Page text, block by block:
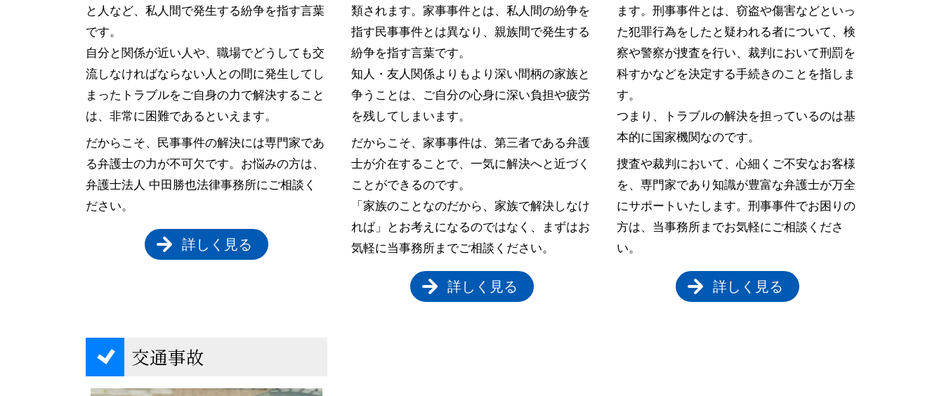
と人など、私人間で発生する紛争を指す言葉
です。
自分と関係が近い人や、職場でどうしても交
流しなければならない人との間に発生してし
まったトラブルをご自身の力で解決すること
は、非常に困難であるといえます。
だからこそ、民事事件の解決には専門家であ
る弁護士の力が不可欠です。お悩みの方は、
弁護士法人 中田勝也法律事務所にご相談く
ださい。
詳しく見る
類されます。家事事件とは、私人間の紛争を
指す民事事件とは異なり、親族間で発生する
紛争を指す言葉です。
知人・友人関係よりもより深い間柄の家族と
争うことは、ご自分の心身に深い負担や疲労
を残してしまいます。
だからこそ、家事事件は、第三者である弁護
士が介在することで、一気に解決へと近づく
ことができるのです。
「家族のことなのだから、家族で解決しなけ
れば」とお考えになるのではなく、まずはお
気軽に当事務所までご相談ください。
詳しく見る
ます。刑事事件とは、窃盗や傷害などといっ
た犯罪行為をしたと疑われる者について、検
察や警察が捜査を行い、裁判において刑罰を
科すかなどを決定する手続きのことを指しま
す。
つまり、トラブルの解決を担っているのは基
本的に国家機関なのです。
捜査や裁判において、心細くご不安なお客様
を、専門家であり知識が豊富な弁護士が万全
にサポートいたします。刑事事件でお困りの
方は、当事務所までお気軽にご相談くださ
い。
詳しく見る
交通事故